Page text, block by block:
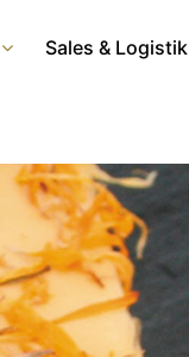
Sales & Logistik